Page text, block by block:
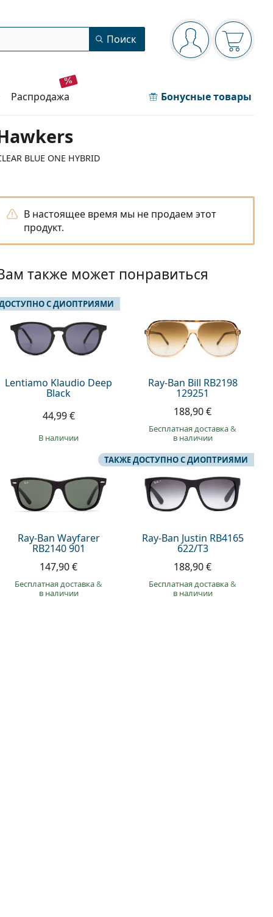
Панель навигации
Вы вошли вВаша
Поиск
распродажа Бонусные товары
BLUE ONE HYBRID
В настоящее время мы не продаем этот
продукт.
также может понравиться
Lentiamo Klaudio Deep
Black
ДОСТУПНО С ДИОПТРИЯМИ
44,99 €
в наличии
Ray-Ban Bill RB2198
129251
188,90 €
Бесплатная доставка&
в наличии
Ray-Ban Wayfarer
RB2140 901
147,90 €
Бесплатная доставка&
в наличии
Ray-Ban Justin RB4165
622/T3
ТАКЖЕ ДОСТУПНО С ДИОПТРИЯМИ
188,90 €
Бесплатная доставка&
в наличии